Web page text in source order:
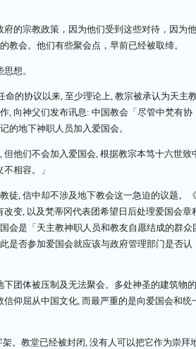
的宗教政策，因为他们受到这些对待，因为
教会。他们有些聚会点，早前已经被取缔。
想。
的协议以来, 至少理论上, 教宗被承认为天主
, 向神父们发布讯息: 中国教会「尽管中梵有协
的地下神职人员加入爱国会。
他们不会加入爱国会, 根据教宗本笃十六世致
相容。」
徒, 信中却不涉及地下教会这一急迫的议题。
变, 以及梵蒂冈代表团希望日后处理爱国会章
会是「天主教神职人员和教友自愿结成的群众
是否参加爱国会就应该与政府管理部门是否认
团体被压制及无法聚会。多处神圣的建筑物
仰屈从中国文化, 而最严重的是向爱国会和统
。教堂已经被封闭, 没有人可以把它作为崇拜